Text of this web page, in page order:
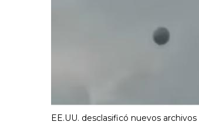
EE.UU. desclasificó nuevos